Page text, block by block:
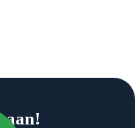
aan!